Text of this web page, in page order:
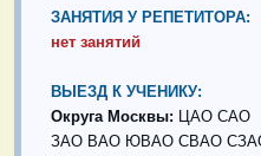
ЗАНЯТИЯ У РЕПЕТИТОРА:
нет занятий
ВЫЕЗД К УЧЕНИКУ:
Округа Москвы: ЦАО САО
ЗАО ВАО ЮВАО СВАО